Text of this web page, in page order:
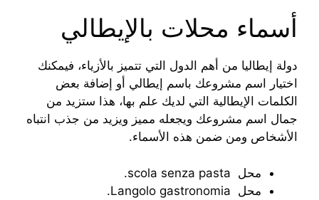
أسماء محلات بالإيطالي
دولة إيطاليا من أهم الدول التي تتميز بالأزياء، فيمكنك
اختيار اسم مشروعك باسم إيطالي أو إضافة بعض
الكلمات الإيطالية التي لديك علم بها، هذا ستزيد من
جمال اسم مشروعك ويجعله مميز ويزيد من جذب انتباه
الأشخاص ومن ضمن هذه الأسماء.
محل scola senza pasta.
محل Langolo gastronomia.